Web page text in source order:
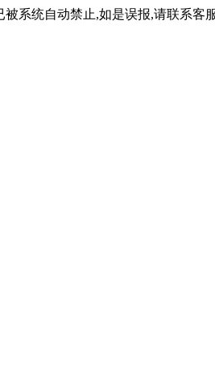
被系统自动禁止,如是误报,请联系客